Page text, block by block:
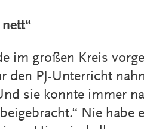
im großen Kreis
den PJ-Unterricht
sie konnte immer
Nie habe